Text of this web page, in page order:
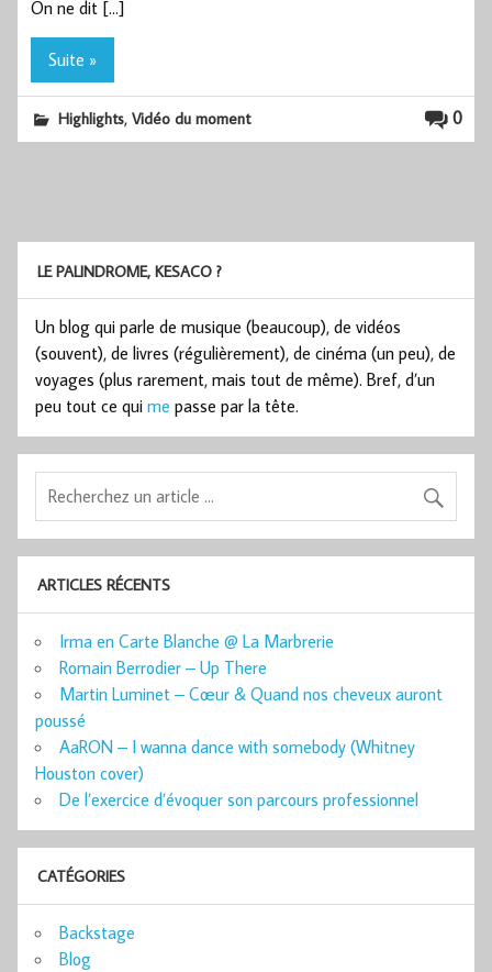
On ne dit […]
Suite »
0
Highlights,Vidéo du moment
LE PALINDROME, KESACO ?
Un blog qui parle de musique (beaucoup), de vidéos
(souvent), de livres (régulièrement), de cinéma (un peu), de
voyages (plus rarement, mais tout de même). Bref, d’un
peu tout ce qui me passe par la tête.
ARTICLES RÉCENTS
Irma en Carte Blanche @ La Marbrerie
Romain Berrodier – Up There
Martin Luminet – Cœur & Quand nos cheveux auront
poussé
AaRON – I wanna dance with somebody (Whitney
Houston cover)
De l’exercice d’évoquer son parcours professionnel
CATÉGORIES
Backstage
Blog